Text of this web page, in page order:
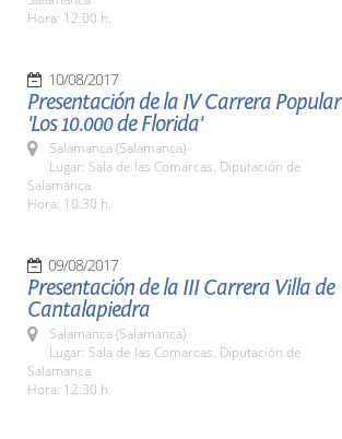
Hora: 12:00 h.
10/08/2017
Presentación de la IV Carrera Popular
'Los 10.000 de Florida'
Salamanca (Salamanca)
Lugar: Sala de las Comarcas. Diputación de
Salamanca
Hora: 10:30 h.
09/08/2017
Presentación de la III Carrera Villa de
Cantalapiedra
Salamanca (Salamanca)
Lugar: Sala de las Comarcas. Diputación de
Salamanca
Hora: 12:30 h.